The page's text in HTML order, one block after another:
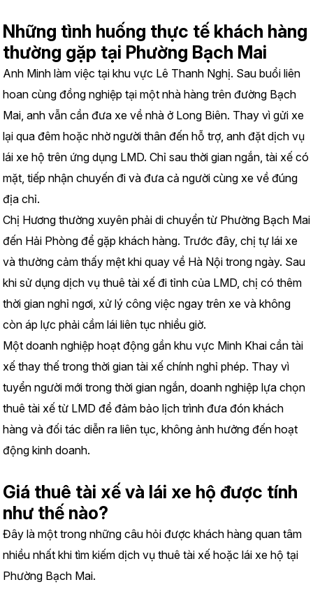
Những tình huống thực tế khách hàng
thường gặp tại Phường Bạch Mai
Anh Minh làm việc tại khu vực Lê Thanh Nghị. Sau buổi liên
hoan cùng đồng nghiệp tại một nhà hàng trên đường Bạch
Mai, anh vẫn cần đưa xe về nhà ở Long Biên. Thay vì gửi xe
lại qua đêm hoặc nhờ người thân đến hỗ trợ, anh đặt dịch vụ
lái xe hộ trên ứng dụng LMD. Chỉ sau thời gian ngắn, tài xế có
mặt, tiếp nhận chuyến đi và đưa cả người cùng xe về đúng
địa chỉ.
Chị Hương thường xuyên phải di chuyển từ Phường Bạch Mai
đến Hải Phòng để gặp khách hàng. Trước đây, chị tự lái xe
và thường cảm thấy mệt khi quay về Hà Nội trong ngày. Sau
khi sử dụng dịch vụ thuê tài xế đi tỉnh của LMD, chị có thêm
thời gian nghỉ ngơi, xử lý công việc ngay trên xe và không
còn áp lực phải cầm lái liên tục nhiều giờ.
Một doanh nghiệp hoạt động gần khu vực Minh Khai cần tài
xế thay thế trong thời gian tài xế chính nghỉ phép. Thay vì
tuyển người mới trong thời gian ngắn, doanh nghiệp lựa chọn
thuê tài xế từ LMD để đảm bảo lịch trình đưa đón khách
hàng và đối tác diễn ra liên tục, không ảnh hưởng đến hoạt
động kinh doanh.
Giá thuê tài xế và lái xe hộ được tính
như thế nào?
Đây là một trong những câu hỏi được khách hàng quan tâm
nhiều nhất khi tìm kiếm dịch vụ thuê tài xế hoặc lái xe hộ tại
Phường Bạch Mai.